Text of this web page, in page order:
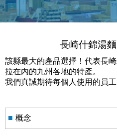
長崎什錦湯
該縣最大的產品選擇！代表長
拉在內的九州各地的特產。
我們真誠期待每個人使用的員工
■ 概念